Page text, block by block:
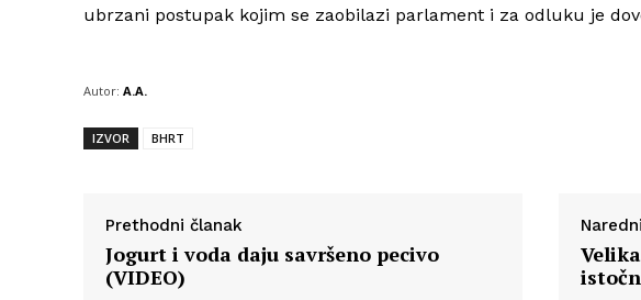
ubrzani postupak kojim se zaobilazi parlament i za odluku je
Autor: A.A.
IZVOR BHRT
Prethodni članak
Jogurt i voda daju savršeno pecivo
(VIDEO)